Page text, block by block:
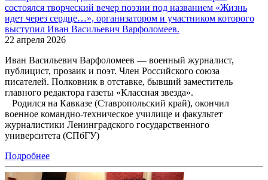
состоялся творческий вечер поэзии под названием «Жизнь
идет через сердце…», организатором и участником которого
выступил Иван Васильевич Варфоломеев.
22 апреля 2026
Иван Васильевич Варфоломеев — военный журналист,
публицист, прозаик и поэт. Член Российского союза
писателей. Полковник в отставке, бывший заместитель
главного редактора газеты «Классная звезда».
Родился на Кавказе (Ставропольский край), окончил
военное командно-техническое училище и факультет
журналистики Ленинградского государственного
университета (СПбГУ)
Подробнее